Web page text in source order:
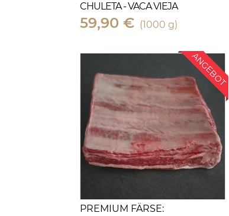
CHULETA - VACA VIEJA
59,90 € (1000 g)
ANGEBOT
PREMIUM FÄRSE: